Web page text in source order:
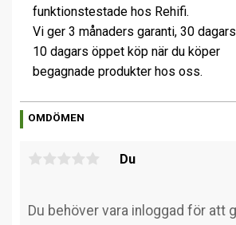
funktionstestade hos Rehifi.
Vi ger 3 månaders garanti, 30
10 dagars öppet köp när du köper
begagnade produkter hos oss.
OMDÖMEN
Du